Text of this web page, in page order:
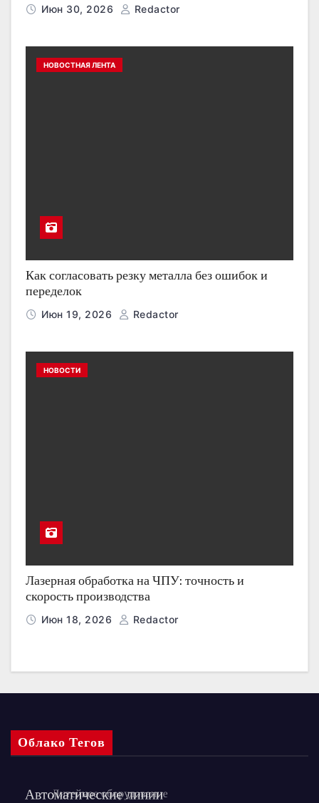
Июн 30, 2026 Redactor
НОВОСТНАЯ ЛЕНТА
Как согласовать резку металла без ошибок и
переделок
Июн 19, 2026 Redactor
НОВОСТИ
Лазерная обработка на ЧПУ: точность и
скорость производства
Июн 18, 2026 Redactor
Облако Тегов